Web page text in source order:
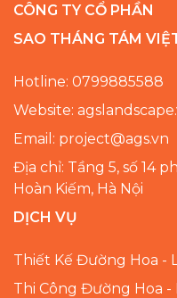
CÔNG TY CỔ PHẦN
SAO THÁNG TÁM
Hotline: 0799885588
Website:
Email: project@ags.vn
Địa chỉ: Tầng 5, số 14
Hoàn Kiếm, Hà Nội
DỊCH VỤ
Thiết Kế Đường Hoa -
Thi Công Đường Hoa -